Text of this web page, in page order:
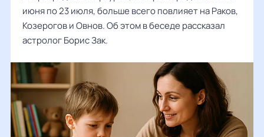
июня по 23 июля, больше всего повлияет на Раков,
Козерогов и Овнов. Об этом в беседе рассказал
астролог Борис Зак.